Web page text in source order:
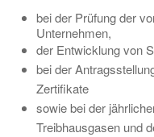
bei der Prüfung der
Unternehmen,
der Entwicklung von
bei der
Zertifikate
sowie bei der
Treibhausgasen und